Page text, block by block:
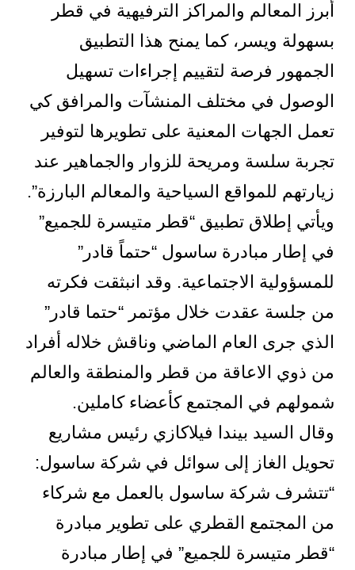
أبرز المعالم والمراكز الترفيهية في قطر
بسهولة ويسر، كما يمنح هذا التطبيق
الجمهور فرصة لتقييم إجراءات تسهيل
الوصول في مختلف المنشآت والمرافق كي
تعمل الجهات المعنية على تطويرها لتوفير
تجربة سلسة ومريحة للزوار والجماهير عند
زيارتهم للمواقع السياحية والمعالم البارزة”.
ويأتي إطلاق تطبيق “قطر متيسرة للجميع”
في إطار مبادرة ساسول “حتماً قادر”
للمسؤولية الاجتماعية. وقد انبثقت فكرته
من جلسة عقدت خلال مؤتمر “حتما قادر”
الذي جرى العام الماضي وناقش خلاله أفراد
من ذوي الاعاقة من قطر والمنطقة والعالم
شمولهم في المجتمع كأعضاء كاملين.
وقال السيد بيندا فيلاكازي رئيس مشاريع
تحويل الغاز إلى سوائل في شركة ساسول:
“تتشرف شركة ساسول بالعمل مع شركاء
من المجتمع القطري على تطوير مبادرة
“قطر متيسرة للجميع” في إطار مبادرة